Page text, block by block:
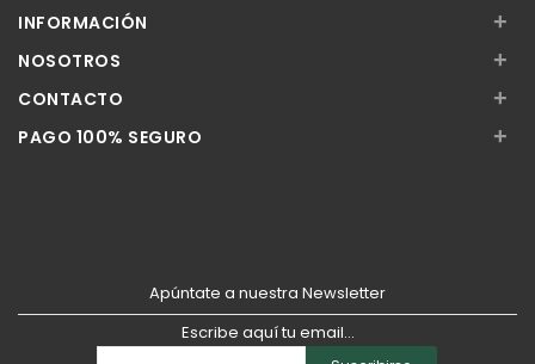
INFORMACIÓN +
NOSOTROS +
CONTACTO +
PAGO 100% SEGURO +
Apúntate a nuestra Newsletter
Escribe aquí tu email...